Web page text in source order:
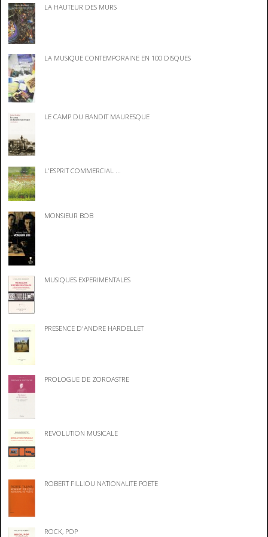
LA HAUTEUR DES MURS
LA MUSIQUE CONTEMPORAINE EN 100 DISQUES
LE CAMP DU BANDIT MAURESQUE
L'ESPRIT COMMERCIAL ...
MONSIEUR BOB
MUSIQUES EXPERIMENTALES
PRESENCE D'ANDRE HARDELLET
PROLOGUE DE ZOROASTRE
REVOLUTION MUSICALE
ROBERT FILLIOU NATIONALITE POETE
ROCK, POP